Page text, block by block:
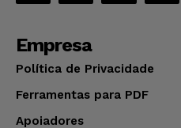
Empresa
Política de Privacidade
Ferramentas para PDF
Apoiadores